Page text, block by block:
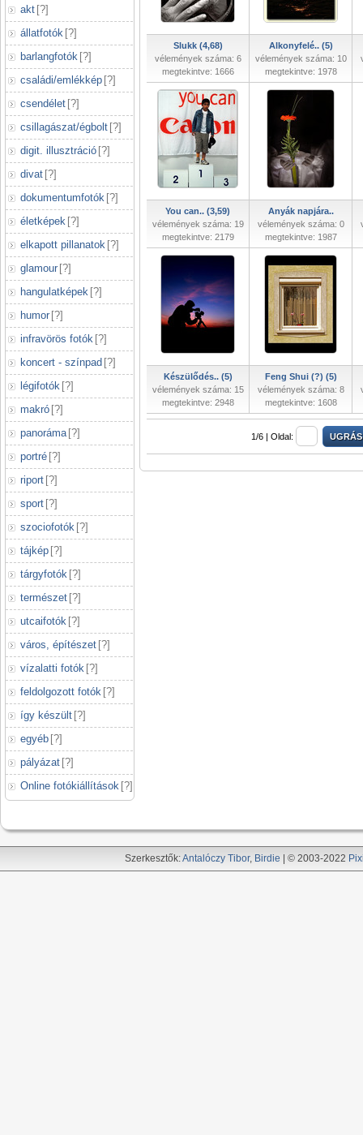
akt [?]
állatfotók [?]
barlangfotók [?]
családi/emlékkép [?]
csendélet [?]
csillagászat/égbolt [?]
digit. illusztráció [?]
divat [?]
dokumentumfotók [?]
életképek [?]
elkapott pillanatok [?]
glamour [?]
hangulatképek [?]
humor [?]
infravörös fotók [?]
koncert - színpad [?]
légifotók [?]
makró [?]
panoráma [?]
portré [?]
riport [?]
sport [?]
szociofotók [?]
tájkép [?]
tárgyfotók [?]
természet [?]
utcaifotók [?]
város, építészet [?]
vízalatti fotók [?]
feldolgozott fotók [?]
így készült [?]
egyéb [?]
pályázat [?]
Online fotókiállítások [?]
Slukk (4,68)
vélemények száma: 6
megtekintve: 1666
Alkonyfelé.. (5)
vélemények száma: 10
megtekintve: 1978
You can.. (3,59)
vélemények száma: 19
megtekintve: 2179
Anyák napjára..
vélemények száma: 0
megtekintve: 1987
Készülődés.. (5)
vélemények száma: 15
megtekintve: 2948
Feng Shui (?) (5)
vélemények száma: 8
megtekintve: 1608
1/6 | Oldal:
Szerkesztők:Antalóczy Tibor, Birdie | © 2003-2022